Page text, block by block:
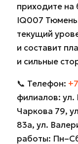
приходите на
IQ007
текущий
и составит
и сильные
📞 Телефон:
филиалов: ул.
Чаркова 79,
83а, ул.
работы: